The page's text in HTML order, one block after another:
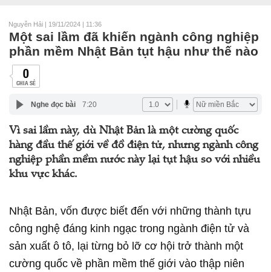
Nguyễn Hải | 19/11/2024 | 11:36
Một sai lầm đã khiến ngành công nghiệp
phần mềm Nhật Bản tụt hậu như thế nào
0
CHIA SẺ
Nghe đọc bài 7:20
Vì sai lầm này, dù Nhật Bản là một cường quốc
hàng đầu thế giới về đồ điện tử, nhưng ngành công
nghiệp phần mềm nước này lại tụt hậu so với nhiều
khu vực khác.
Nhật Bản, vốn được biết đến với những thành tựu
công nghệ đáng kinh ngạc trong ngành điện tử và
sản xuất ô tô, lại từng bỏ lỡ cơ hội trở thành một
cường quốc về phần mềm thế giới vào thập niên